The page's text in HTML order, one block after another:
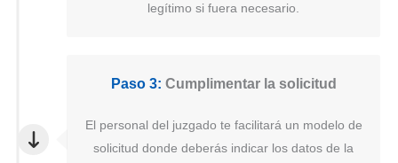
legítimo si fuera necesario.
Paso 3: Cumplimentar la solicitud
El personal del juzgado te facilitará un modelo de
solicitud donde deberás indicar los datos de la